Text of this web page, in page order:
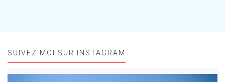
SUIVEZ MOI SUR INSTAGRAM